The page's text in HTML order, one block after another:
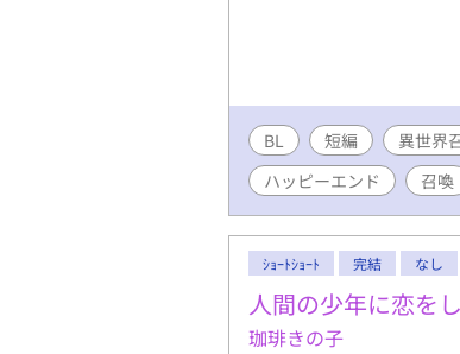
BL 短編 異世界
ハッピーエンド
召喚
ｼｮｰﾄｼｮｰﾄ 完結 なし
人間の少年に恋を
珈琲きの子